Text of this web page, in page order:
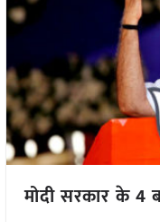
मोदी सरकार के